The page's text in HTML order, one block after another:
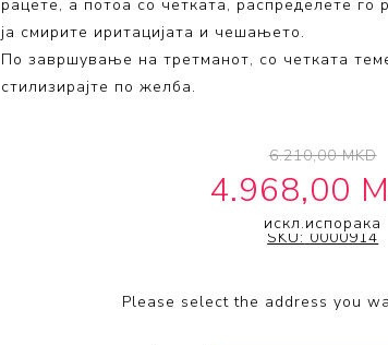
рацете, а потоа со четката, распределете
ја смирите иритацијата и чешањето.
По завршување на третманот, со четката
стилизирајте по желба.
6.210,00 MKD
4.968,00
искл.испорака
SKU: 0000914
Please select the address you